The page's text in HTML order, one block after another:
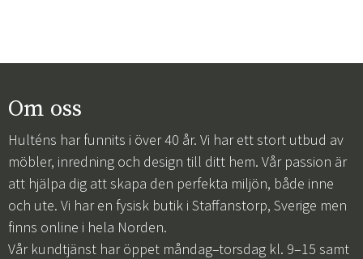
Om oss
Hulténs har funnits i över 40 år. Vi har ett stort utbud av
möbler, inredning och design till ditt hem. Vår passion är
att hjälpa dig att skapa den perfekta miljön, både inne
och ute. Vi har en fysisk butik i Staffanstorp, Sverige men
finns online i hela Norden.
Vår kundtjänst har öppet måndag–torsdag kl. 9–15 samt